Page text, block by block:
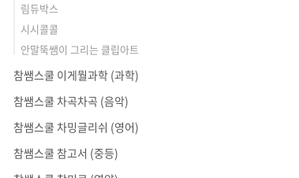
림듀박스
시시콜콜
안말뚝쌤이 그리는 클립아트
참쌤스쿨 이게뭘과학 (과학)
참쌤스쿨 차곡차곡 (음악)
참쌤스쿨 차밍글리쉬 (영어)
참쌤스쿨 참고서 (중등)